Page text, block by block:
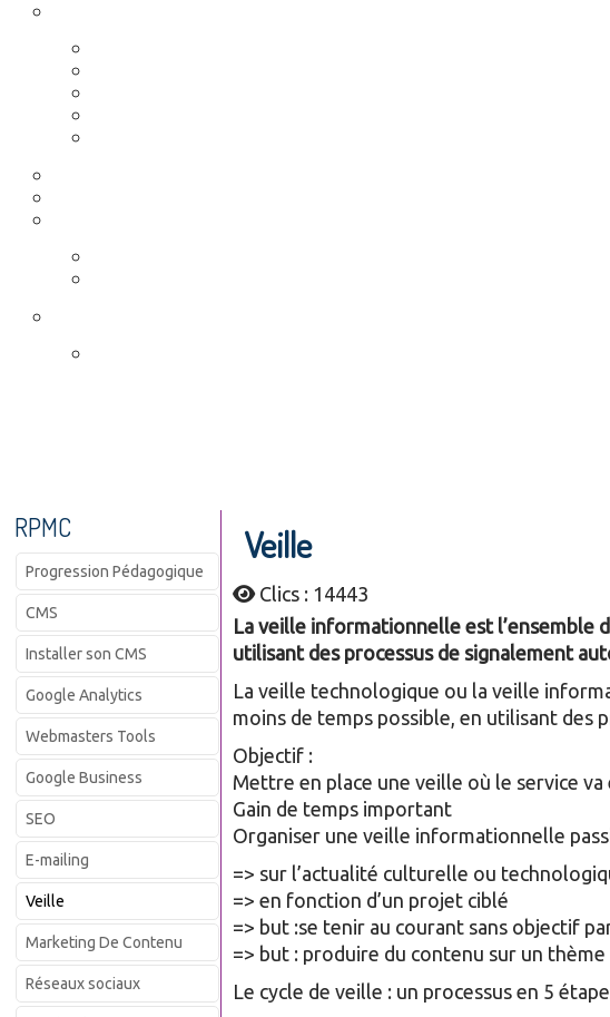
RPMC
Progression Pédagogique
CMS
Installer son CMS
Google Analytics
Webmasters Tools
Google Business
SEO
E-mailing
Veille
Marketing De Contenu
Réseaux sociaux
Veille
Clics : 14443
La veille informationnelle est l’ensemble
utilisant des processus de signalement
La veille technologique ou la veille
moins de temps possible, en utilisant des
Objectif :
Mettre en place une veille où le service
Gain de temps important
Organiser une veille informationnelle
=> sur l’actualité culturelle ou
=> en fonction d’un projet ciblé
=> but :se tenir au courant sans objectif
=> but : produire du contenu sur un thème
Le cycle de veille : un processus en 5